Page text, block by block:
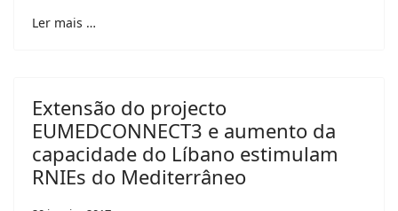
Ler mais …
Extensão do projecto
EUMEDCONNECT3 e aumento da
capacidade do Líbano estimulam
RNIEs do Mediterrâneo